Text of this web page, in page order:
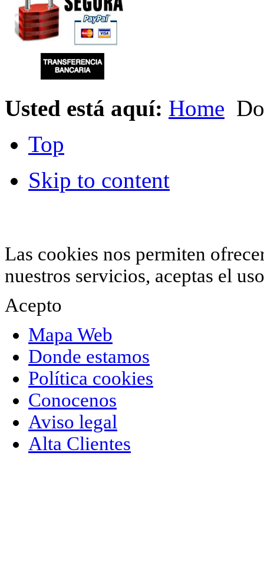
Usted está aquí: Home
Top
Skip to content
Las cookies nos permiten
nuestros servicios, aceptas el
Acepto
Mapa Web
Donde estamos
Política cookies
Conocenos
Aviso legal
Alta Clientes